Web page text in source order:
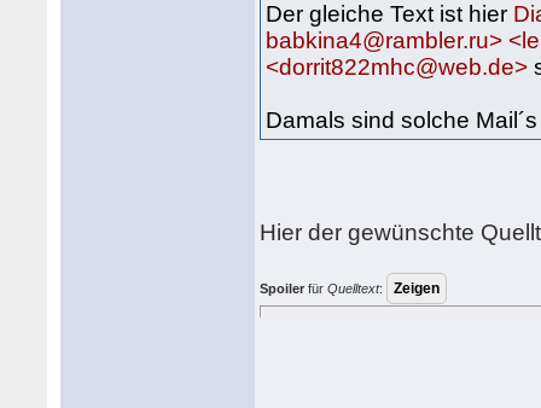
Der gleiche Text ist hier
babkina4@rambler.ru>
<dorrit822mhc@web.de>
Damals sind solche
Hier der gewünschte
Spoiler fürQuelltext: